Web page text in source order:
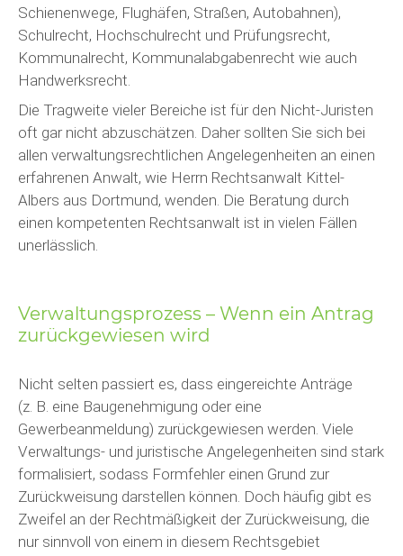
Schienenwege, Flughäfen, Straßen, Autobahnen),
Schulrecht, Hochschulrecht und Prüfungsrecht,
Kommunalrecht, Kommunalabgabenrecht wie auch
Handwerksrecht.
Die Tragweite vieler Bereiche ist für den Nicht-Juristen
oft gar nicht abzuschätzen. Daher sollten Sie sich bei
allen verwaltungsrechtlichen Angelegenheiten an einen
erfahrenen Anwalt, wie Herrn Rechtsanwalt Kittel-
Albers aus Dortmund, wenden. Die Beratung durch
einen kompetenten Rechtsanwalt ist in vielen Fällen
unerlässlich.
Verwaltungsprozess – Wenn ein Antrag
zurückgewiesen wird
Nicht selten passiert es, dass eingereichte Anträge
(z. B. eine Baugenehmigung oder eine
Gewerbeanmeldung) zurückgewiesen werden. Viele
Verwaltungs- und juristische Angelegenheiten sind stark
formalisiert, sodass Formfehler einen Grund zur
Zurückweisung darstellen können. Doch häufig gibt es
Zweifel an der Rechtmäßigkeit der Zurückweisung, die
nur sinnvoll von einem in diesem Rechtsgebiet